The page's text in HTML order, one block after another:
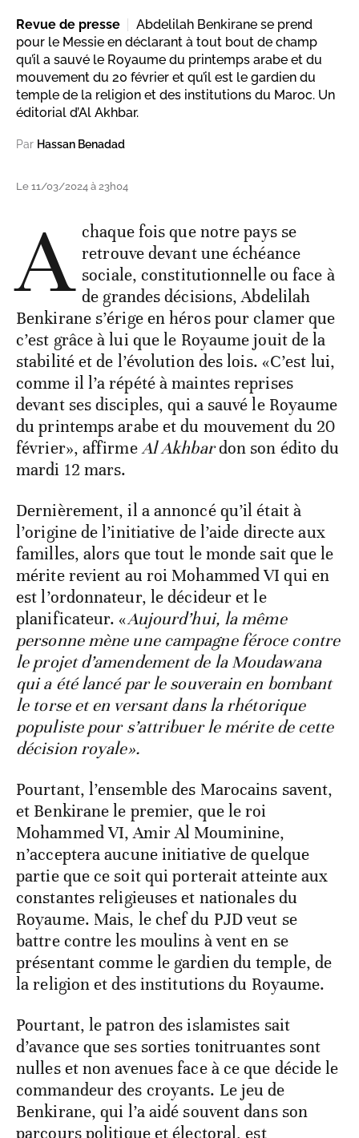
Revue de presse
Abdelilah Benkirane se prend
pour le Messie en déclarant à tout bout de champ
qu’il a sauvé le Royaume du printemps arabe et du
mouvement du 20 février et qu’il est le gardien du
temple de la religion et des institutions du Maroc. Un
éditorial d’Al Akhbar.
Par Hassan Benadad
Le 11/03/2024 à 23h04
A chaque fois que notre pays se
retrouve devant une échéance
sociale, constitutionnelle ou face à
de grandes décisions, Abdelilah
Benkirane s’érige en héros pour clamer que
c’est grâce à lui que le Royaume jouit de la
stabilité et de l’évolution des lois. «C’est lui,
comme il l’a répété à maintes reprises
devant ses disciples, qui a sauvé le Royaume
du printemps arabe et du mouvement du 20
février», affirmeAl Akhbardon son édito du
mardi 12 mars.
Dernièrement, il a annoncé qu’il était à
l’origine de l’initiative de l’aide directe aux
familles, alors que tout le monde sait que le
mérite revient au roi Mohammed VI qui en
est l’ordonnateur, le décideur et le
planificateur. «Aujourd’hui, la même
personne mène une campagne féroce contre
le projet d’amendement de la Moudawana
qui a été lancé par le souverain en bombant
le torse et en versant dans la rhétorique
populiste pour s’attribuer le mérite de cette
décision royale».
Pourtant, l’ensemble des Marocains savent,
et Benkirane le premier, que le roi
Mohammed VI, Amir Al Mouminine,
n’acceptera aucune initiative de quelque
partie que ce soit qui porterait atteinte aux
constantes religieuses et nationales du
Royaume. Mais, le chef du PJD veut se
battre contre les moulins à vent en se
présentant comme le gardien du temple, de
la religion et des institutions du Royaume.
Pourtant, le patron des islamistes sait
d’avance que ses sorties tonitruantes sont
nulles et non avenues face à ce que décide le
commandeur des croyants. Le jeu de
Benkirane, qui l’a aidé souvent dans son
parcours politique et électoral, est